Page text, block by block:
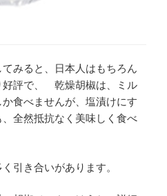
みると、日本人はもちろん
評で、
乾燥胡椒は、ミル
食べませんが、塩漬けにす
全然抵抗なく美味しく食べ
引き合いがあります。